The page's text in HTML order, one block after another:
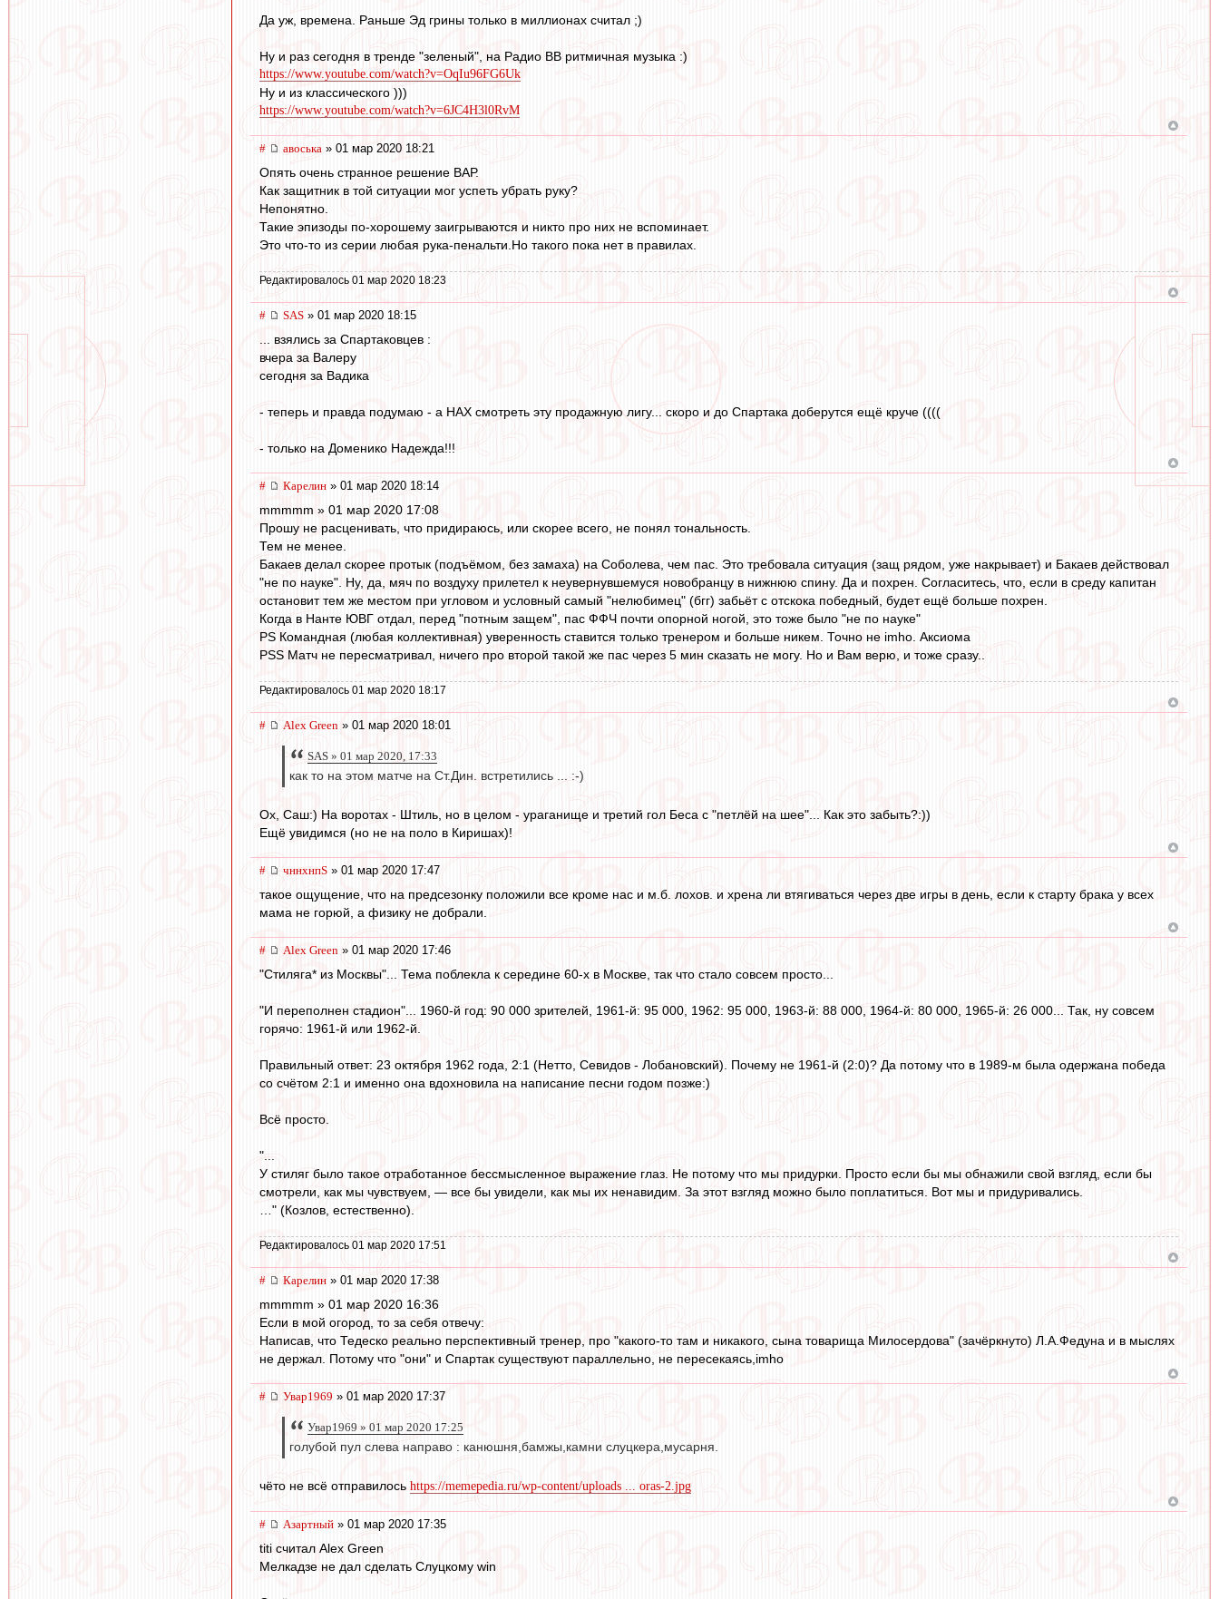
Да уж, времена. Раньше Эд грины только в миллионах считал ;)
Ну и раз сегодня в тренде "зеленый", на Радио ВВ ритмичная музыка :)
https://www.youtube.com/watch?v=OqIu96FG6Uk
Ну и из классического )))
https://www.youtube.com/watch?v=6JC4H3l0RvM
# авоська » 01 мар 2020 18:21
Опять очень странное решение ВАР.
Как защитник в той ситуации мог успеть убрать руку?
Непонятно.
Такие эпизоды по-хорошему заигрываются и никто про них не вспоминает.
Это что-то из серии любая рука-пенальти.Но такого пока нет в правилах.
Редактировалось 01 мар 2020 18:23
# SAS » 01 мар 2020 18:15
... взялись за Спартаковцев :
вчера за Валеру
сегодня за Вадика
- теперь и правда подумаю - а НАХ смотреть эту продажную лигу... скоро и до Спартака доберутся ещё круче ((((
- только на Доменико Надежда!!!
# Карелин » 01 мар 2020 18:14
mmmmm » 01 мар 2020 17:08
Прошу не расценивать, что придираюсь, или скорее всего, не понял тональность.
Тем не менее.
Бакаев делал скорее протык (подъёмом, без замаха) на Соболева, чем пас. Это требовала ситуация (защ рядом, уже накрывает) и Бакаев действовал
"не по науке". Ну, да, мяч по воздуху прилетел к неувернувшемуся новобранцу в нижнюю спину. Да и похрен. Согласитесь, что, если в среду капитан
остановит тем же местом при угловом и условный самый "нелюбимец" (бгг) забьёт с отскока победный, будет ещё больше похрен.
Когда в Нанте ЮВГ отдал, перед "потным защем", пас ФФЧ почти опорной ногой, это тоже было "не по науке"
PS Командная (любая коллективная) уверенность ставится только тренером и больше никем. Точно не imho. Аксиома
PSS Матч не пересматривал, ничего про второй такой же пас через 5 мин сказать не могу. Но и Вам верю, и тоже сразу..
Редактировалось 01 мар 2020 18:17
# Alex Green » 01 мар 2020 18:01
SAS » 01 мар 2020, 17:33
как то на этом матче на Ст.Дин. встретились ... :-)
Ох, Саш:) На воротах - Штиль, но в целом - ураганище и третий гол Беса с "петлёй на шее"... Как это забыть?:))
Ещё увидимся (но не на поло в Киришах)!
# чннхнпS » 01 мар 2020 17:47
такое ощущение, что на предсезонку положили все кроме нас и м.б. лохов. и хрена ли втягиваться через две игры в день, если к старту брака у всех
мама не горюй, а физику не добрали.
# Alex Green » 01 мар 2020 17:46
"Стиляга* из Москвы"... Тема поблекла к середине 60-х в Москве, так что стало совсем просто...
"И переполнен стадион"... 1960-й год: 90 000 зрителей, 1961-й: 95 000, 1962: 95 000, 1963-й: 88 000, 1964-й: 80 000, 1965-й: 26 000... Так, ну совсем
горячо: 1961-й или 1962-й.
Правильный ответ: 23 октября 1962 года, 2:1 (Нетто, Севидов - Лобановский). Почему не 1961-й (2:0)? Да потому что в 1989-м была одержана победа
со счётом 2:1 и именно она вдохновила на написание песни годом позже:)
Всё просто.
"...
У стиляг было такое отработанное бессмысленное выражение глаз. Не потому что мы придурки. Просто если бы мы обнажили свой взгляд, если бы
смотрели, как мы чувствуем, — все бы увидели, как мы их ненавидим. За этот взгляд можно было поплатиться. Вот мы и придуривались.
…" (Козлов, естественно).
Редактировалось 01 мар 2020 17:51
# Карелин » 01 мар 2020 17:38
mmmmm » 01 мар 2020 16:36
Если в мой огород, то за себя отвечу:
Написав, что Тедеско реально перспективный тренер, про "какого-то там и никакого, сына товарища Милосердова" (зачёркнуто) Л.А.Федуна и в мыслях
не держал. Потому что "они" и Спартак существуют параллельно, не пересекаясь,imho
# Увар1969 » 01 мар 2020 17:37
Увар1969 » 01 мар 2020 17:25
голубой пул слева направо : канюшня,бамжы,камни слуцкера,мусарня.
чёто не всё отправилось https://memepedia.ru/wp-content/uploads ... oras-2.jpg
# Азартный » 01 мар 2020 17:35
titi считал Alex Green
Мелкадзе не дал сделать Слуцкому win